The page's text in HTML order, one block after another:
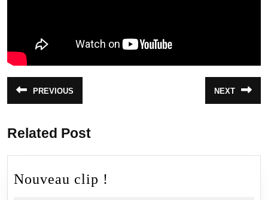
Navigation
de
PREVIOUS
précédent
NEXT
suivant
Related Post
Nouveau clip !